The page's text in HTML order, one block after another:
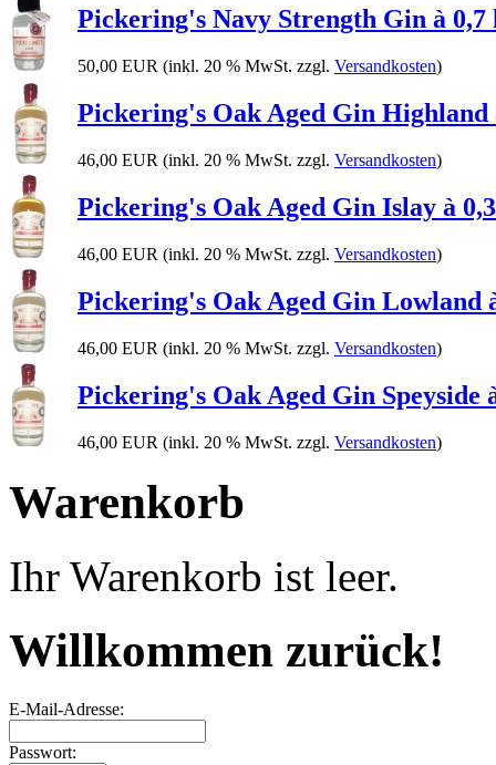
Pickering's Navy Strength Gin à 0,7
50,00 EUR (inkl. 20 % MwSt. zzgl. Versandkosten)
Pickering's Oak Aged Gin Highland
46,00 EUR (inkl. 20 % MwSt. zzgl. Versandkosten)
Pickering's Oak Aged Gin Islay à
46,00 EUR (inkl. 20 % MwSt. zzgl. Versandkosten)
Pickering's Oak Aged Gin Lowland
46,00 EUR (inkl. 20 % MwSt. zzgl. Versandkosten)
Pickering's Oak Aged Gin Speyside
46,00 EUR (inkl. 20 % MwSt. zzgl. Versandkosten)
Warenkorb
Ihr Warenkorb ist leer.
Willkommen zurück!
E-Mail-Adresse:
Passwort: